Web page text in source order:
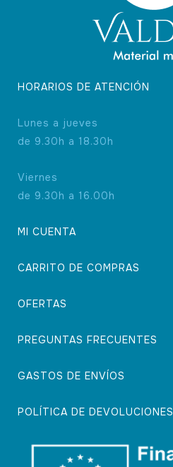
HORARIOS DE ATENCIÓN
Lunes a jueves
de 9.30h a 18.30h
Viernes
de 9.30h a 16.00h
MI CUENTA
CARRITO DE COMPRAS
OFERTAS
PREGUNTAS FRECUENTES
GASTOS DE ENVÍOS
POLÍTICA DE DEVOLUCIONES